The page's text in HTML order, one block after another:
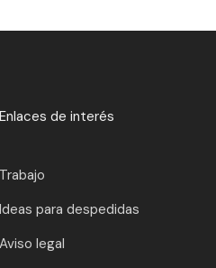
Enlaces de interés
Trabajo
Ideas para despedidas
Aviso legal